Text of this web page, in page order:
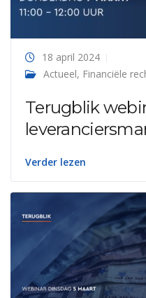
18 april 2024
Actueel, Financiële
Terugblik
Verder lezen